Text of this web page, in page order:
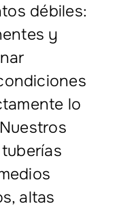
débiles:
y
lo
altas